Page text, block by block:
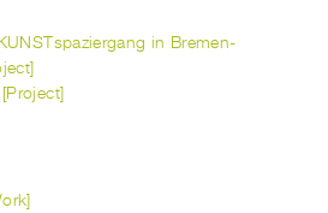
in Bremen-